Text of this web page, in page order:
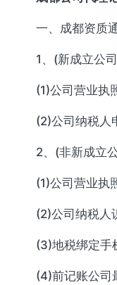
一、成都资质
1、(新成立公司
(1)公司营业执
(2)公司纳税人
2、(非新成立
(1)公司营业执
(2)公司纳税人
(3)地税绑定手
(4)前记账公司